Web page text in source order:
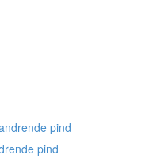
pind